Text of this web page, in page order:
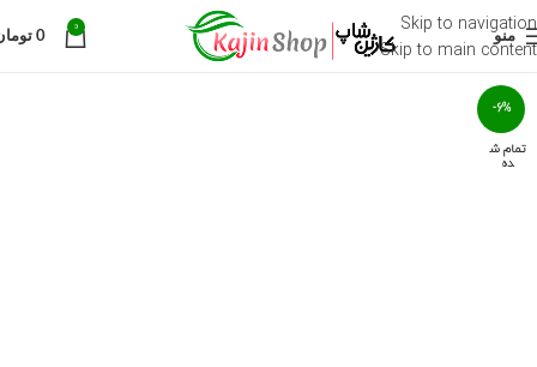
Skip to navigation
Skip to main content
منو
0
0
-6%
تمام ش
ده